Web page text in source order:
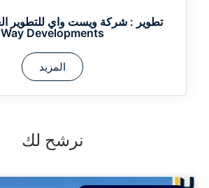
تطوير :
Way Developments
المزيد
نرشح لك